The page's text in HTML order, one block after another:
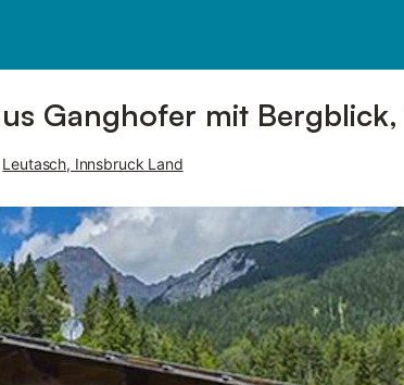
Ganghofer mit
Leutasch, Innsbruck Land